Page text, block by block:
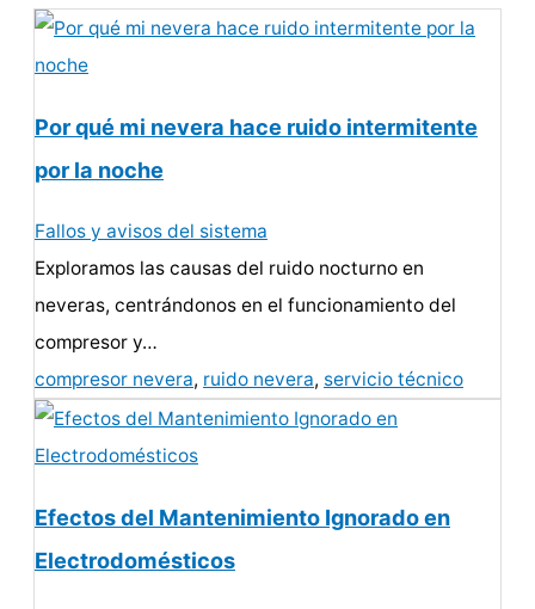
Por qué mi nevera hace ruido intermitente
por la noche
Fallos y avisos del sistema
Exploramos las causas del ruido nocturno en
neveras, centrándonos en el funcionamiento del
compresor y…
compresor nevera, ruido nevera, servicio técnico
Efectos del Mantenimiento Ignorado en
Electrodomésticos